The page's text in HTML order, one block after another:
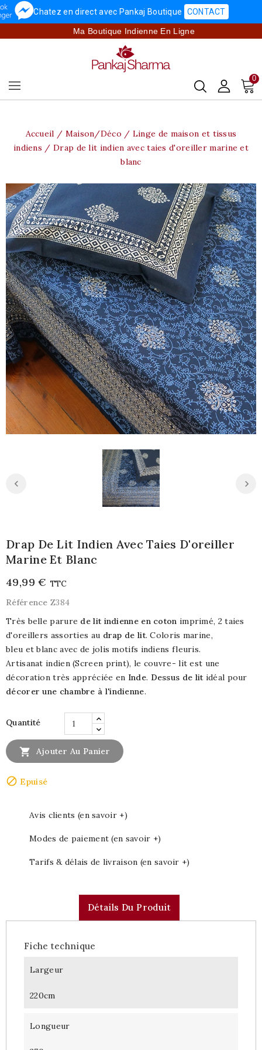
Chatez en direct avec Pankaj Boutique CONTACT
Ma Boutique Indienne En Ligne
0
Accueil Maison/Déco
Linge de maison et tissus
indiens
Drap de lit indien avec taies d'oreiller marine et
blanc
Drap De Lit Indien Avec Taies D'oreiller
Marine Et Blanc
49,99 € TTC
Référence Z384
Très belle parure de lit indienne en coton imprimé, 2 taies
d'oreillers assorties au drap de lit. Coloris marine,
bleu et blanc avec de jolis motifs indiens fleuris.
Artisanat indien (Screen print), le couvre- lit est une
décoration très appréciée en Inde. Dessus de litidéal pour
décorer une chambre à l'indienne.
Quantité
 Ajouter Au Panier
 Epuisé
Avis clients (en savoir +)
Modes de paiement (en savoir +)
Tarifs & délais de livraison (en savoir +)
Détails Du Produit
Fiche technique
Largeur
220cm
Longueur